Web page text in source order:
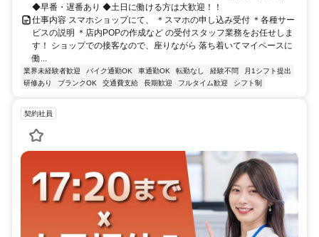
◆早番・遅番あり ◆土日に働ける方は大歓迎！！
仕事内容 スマホショップにて、 ＊スマホの申し込み受付 ＊各種サー
ビスの説明 ＊店内POPの作成など の受付スタッフ業務をお任せしま
す！ ショップでの接客なので、座りながら 落ち着いてマイペースに
働...
業界未経験者歓迎 バイク通勤OK 車通勤OK 転勤なし 経験不問
月1シフト提出
研修あり
ブランクOK 交通費支給 長期歓迎 フルタイム歓迎 シフト制
契約社員